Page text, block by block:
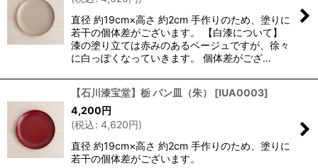
直径 約19cm×高さ 約2cm 手作りのため、塗りに
若干の個体差がございます。 【白漆について】
漆の塗り立ては赤みのあるベージュですが、徐々
に白っぽくなっていきます。 個体差がござ…
【石川漆宝堂】栃 パン皿（朱） [IUA0003]
4,200円
(税込: 4,620円)
直径 約19cm×高さ 約2cm 手作りのため、塗りに
若干の個体差がございます。